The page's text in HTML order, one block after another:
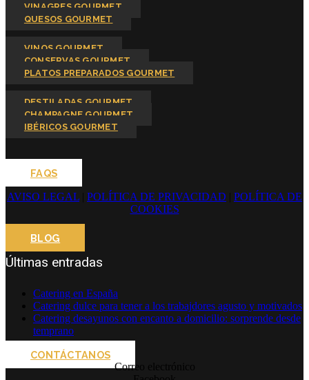
VINAGRES GOURMET
QUESOS GOURMET
VINOS GOURMET
CONSERVAS GOURMET
PLATOS PREPARADOS GOURMET
DESTILADAS GOURMET
CHAMPAGNE GOURMET
IBÉRICOS GOURMET
FAQS
AVISO LEGAL
POLÍTICA DE PRIVACIDAD
POLÍTICA DE
COOKIES
BLOG
Últimas entradas
Catering en España
Catering dulce para tener a los trabajdores agusto y motivados
Catering desayunos con encanto a domicilio: sorprende desde
temprano
CONTÁCTANOS
Correo electrónico